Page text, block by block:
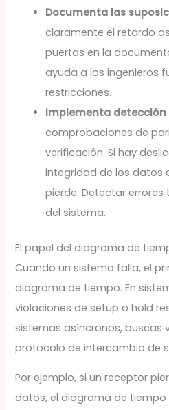
Documenta las
claramente el retardo
puertas en la
ayuda a los ingenieros
restricciones.
Implementa detección
comprobaciones de
verificación. Si hay
integridad de los datos
pierde. Detectar
del sistema.
El papel del diagrama de
Cuando un sistema falla, el
diagrama de tiempo. En
violaciones de setup o hold
sistemas asíncronos, buscas
protocolo de intercambio de
Por ejemplo, si un receptor
datos, el diagrama de